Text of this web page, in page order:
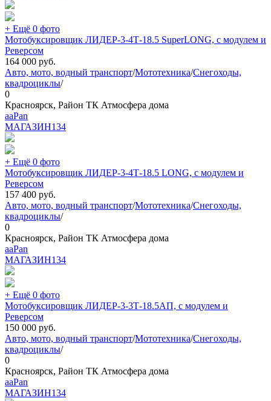
+ Ещё 0 фото
Мотобуксировщик ЛИДЕР-3-4Т-18.5 SuperLONG, с модулем и
Реверсом
164 000 руб.
Авто, мото, водный транспорт/Мототехника/Снегоходы,
квадроциклы/
0
Красноярск, Район ТК Атмосфера дома
aaPan
МАГАЗИН134
+ Ещё 0 фото
Мотобуксировщик ЛИДЕР-3-4Т-18.5 LONG, с модулем и
Реверсом
157 400 руб.
Авто, мото, водный транспорт/Мототехника/Снегоходы,
квадроциклы/
0
Красноярск, Район ТК Атмосфера дома
aaPan
МАГАЗИН134
+ Ещё 0 фото
Мотобуксировщик ЛИДЕР-3-3Т-18.5АП, с модулем и
Реверсом
150 000 руб.
Авто, мото, водный транспорт/Мототехника/Снегоходы,
квадроциклы/
0
Красноярск, Район ТК Атмосфера дома
aaPan
МАГАЗИН134